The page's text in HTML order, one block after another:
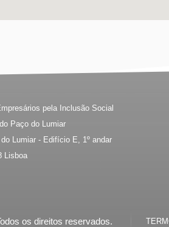
pela Inclusão Social
Paço do Lumiar
Lumiar - Edifício E, 1º andar
Lisboa
os direitos reservados.